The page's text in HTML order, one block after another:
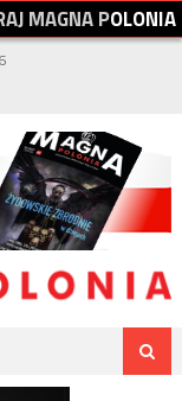
AJMAGNAPOLONIA